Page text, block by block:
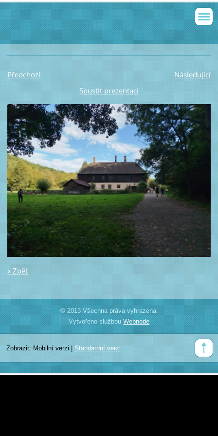
Předchozí
Následující
Spustit prezentaci
« Zpět
© 2013 Všechna práva vyhrazena.
Vytvořeno službou Webnode
Zobrazit: Mobilní verzi Standardní verzi